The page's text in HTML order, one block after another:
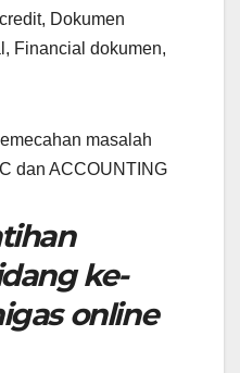
Dokumen
Financial dokumen,
masalah
dan ACCOUNTING
ke-
online